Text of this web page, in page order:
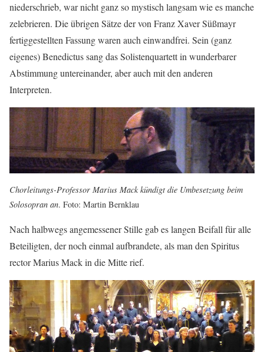
niederschrieb, war nicht ganz so mystisch langsam wie es manche
zelebrieren. Die übrigen Sätze der von Franz Xaver Süßmayr
fertiggestellten Fassung waren auch einwandfrei. Sein (ganz
eigenes) Benedictus sang das Solistenquartett in wunderbarer
Abstimmung untereinander, aber auch mit den anderen
Interpreten.
Chorleitungs-Professor Marius Mack kündigt die Umbesetzung beim
Solosopran an. Foto: Martin Bernklau
Nach halbwegs angemessener Stille gab es langen Beifall für alle
Beteiligten, der noch einmal aufbrandete, als man den Spiritus
rector Marius Mack in die Mitte rief.